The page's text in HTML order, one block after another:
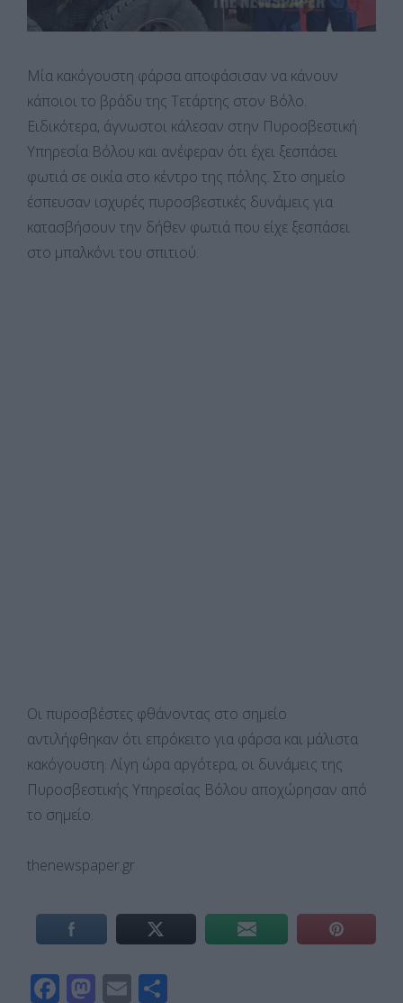
Μία κακόγουστη φάρσα αποφάσισαν να κάνουν
κάποιοι το βράδυ της Τετάρτης στον Βόλο.
Ειδικότερα, άγνωστοι κάλεσαν στην Πυροσβεστική
Υπηρεσία Βόλου και ανέφεραν ότι έχει ξεσπάσει
φωτιά σε οικία στο κέντρο της πόλης. Στο σημείο
έσπευσαν ισχυρές πυροσβεστικές δυνάμεις για
κατασβήσουν την δήθεν φωτιά που είχε ξεσπάσει
στο μπαλκόνι του σπιτιού.
Οι πυροσβέστες φθάνοντας στο σημείο
αντιλήφθηκαν ότι επρόκειτο για φάρσα και μάλιστα
κακόγουστη. Λίγη ώρα αργότερα, οι δυνάμεις της
Πυροσβεστικής Υπηρεσίας Βόλου αποχώρησαν από
το σημείο.
thenewspaper.gr
F M E